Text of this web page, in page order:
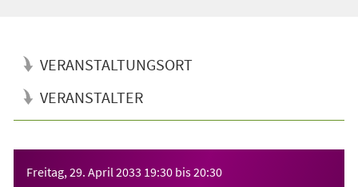
VERANSTALTUNGSORT
VERANSTALTER
Freitag, 29. April 2033 19:30 bis20:30